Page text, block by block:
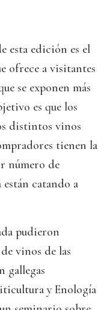
esta edición es el
ofrece a visitantes
se exponen más
es que los
distintos vinos
tienen la
número de
están catando a
pudieron
vinos de las
gallegas
y Enología